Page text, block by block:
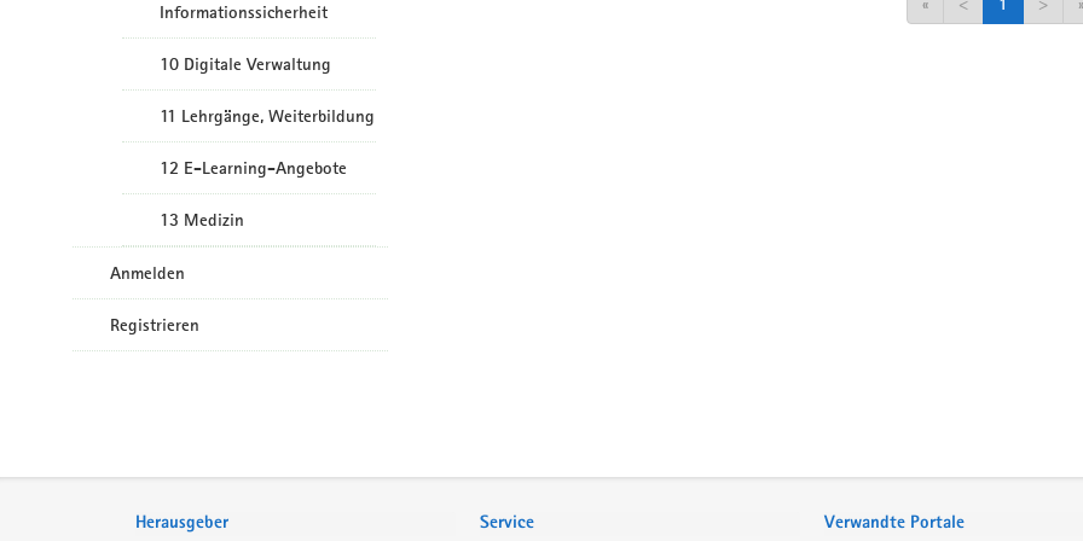
Informationssicherheit
10 Digitale Verwaltung
11 Lehrgänge, Weiterbildung
12 E-Learning-Angebote
13 Medizin
Anmelden
Registrieren
Herausgeber Service Verwandte Portale